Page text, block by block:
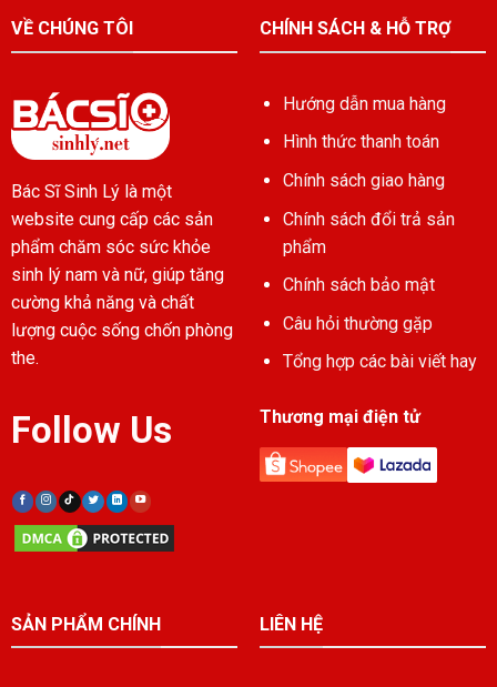
VỀ CHÚNG TÔI
Bác Sĩ Sinh Lý là một
website cung cấp các sản
phẩm chăm sóc sức khỏe
sinh lý nam và nữ, giúp tăng
cường khả năng và chất
lượng cuộc sống chốn phòng
the.
Follow Us
CHÍNH SÁCH & HỖ TRỢ
Hướng dẫn mua hàng
Hình thức thanh toán
Chính sách giao hàng
Chính sách đổi trả sản
phẩm
Chính sách bảo mật
Câu hỏi thường gặp
Tổng hợp các bài viết hay
Thương mại điện tử
SẢN PHẨM CHÍNH LIÊN HỆ